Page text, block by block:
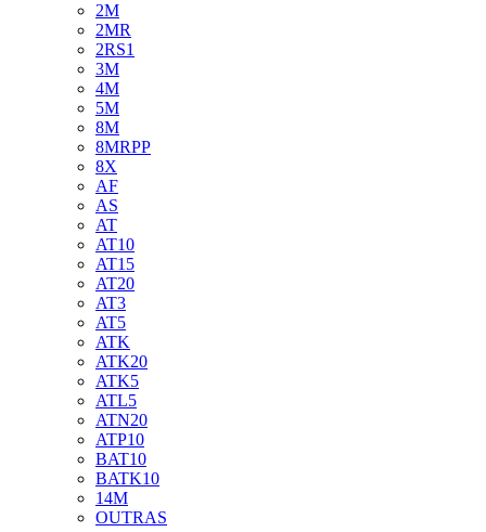
2M
2MR
2RS1
3M
4M
5M
8M
8MRPP
8X
AF
AS
AT
AT10
AT15
AT20
AT3
AT5
ATK
ATK20
ATK5
ATL5
ATN20
ATP10
BAT10
BATK10
14M
OUTRAS